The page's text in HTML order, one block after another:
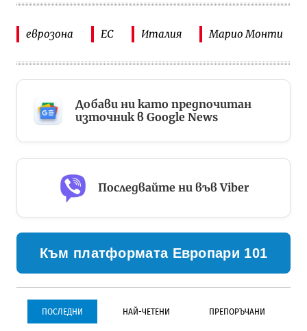
еврозона ЕС Италия Марио Монти
Добави ни като предпочитан
източник в Google News
Последвайте ни във Viber
Към платформата Европари 101
ПОСЛЕДНИ НАЙ-ЧЕТЕНИ ПРЕПОРЪЧАНИ